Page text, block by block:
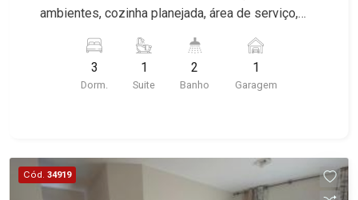
ambientes, cozinha planejada, área de serviço,
Praça 7 De Setembro. Martinelli Imobiliária,
referência no mercado imobiliário desde 2000.
Especialistas em Venda e Locação! Avenida
3
Dorm.
1
Suite
2
Banho
1
Garagem
Cód. 34919